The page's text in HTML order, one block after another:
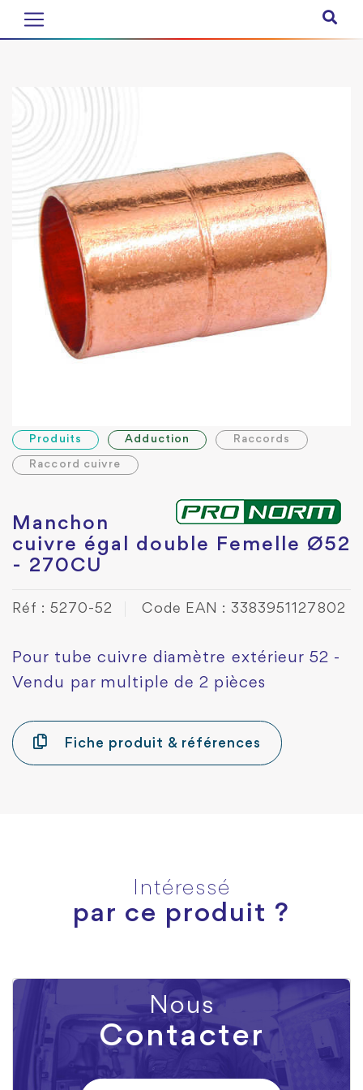
Produits Adduction Raccords
Raccord cuivre
Manchon
cuivre égal double Femelle Ø52
- 270CU
Réf : 5270-52 Code EAN : 3383951127802
Pour tube cuivre diamètre extérieur 52 -
Vendu par multiple de 2 pièces
Fiche produit & références
Intéressé
par ce produit ?
Nous
Contacter